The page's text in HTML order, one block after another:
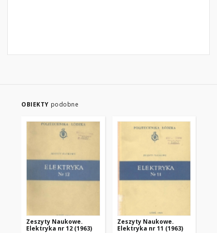
OBIEKTY podobne
Zeszyty Naukowe.
Elektryka nr 12 (1963)
Zeszyty Naukowe.
Elektryka nr 11 (1963)